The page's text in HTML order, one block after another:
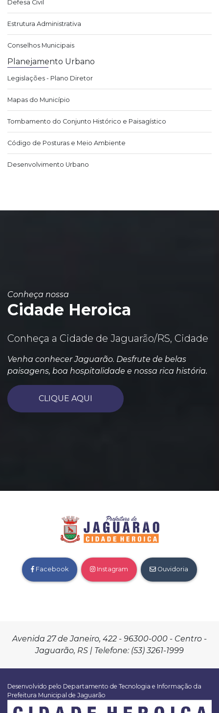
Defesa Civil
Estrutura Administrativa
Conselhos Municipais
Planejamento Urbano
Legislações - Plano Diretor
Mapas do Município
Tombamento do Conjunto Histórico e Paisagístico
Código de Posturas e Meio Ambiente
Desenvolvimento Urbano
Conheça nossa
Cidade Heroica
Conheça a Cidade de Jaguarão/RS, Cidade
Venha conhecer Jaguarão. Desfrute de belas
paisagens, boa hospitalidade e nossa rica história.
CLIQUE AQUI
Facebook Instagram Ouvidoria
Avenida 27 de Janeiro, 422 - 96300-000 - Centro -
Jaguarão, RS | Telefone: (53) 3261-1999
Desenvolvido pelo Departamento de Tecnologia e Informação da
Prefeitura Municipal de Jaguarão